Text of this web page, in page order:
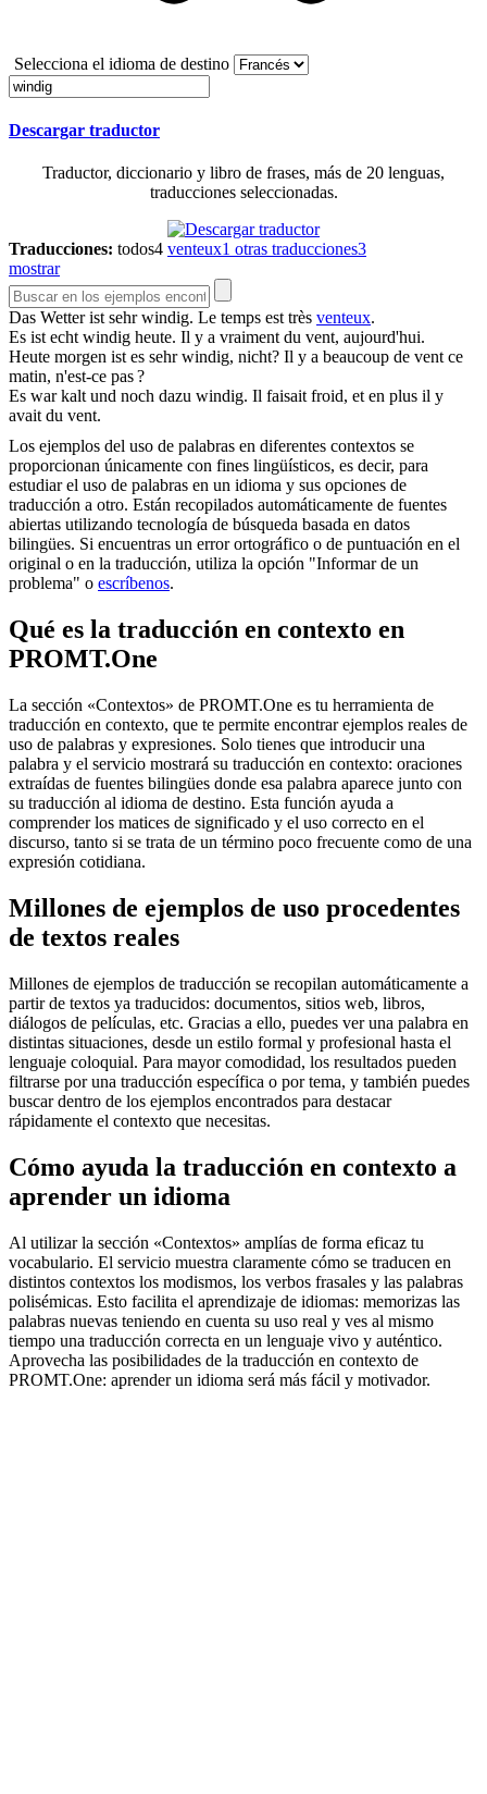
Selecciona el idioma de destino
Descargar traductor
Traductor, diccionario y libro de frases, más de 20 lenguas,
traducciones seleccionadas.
Traducciones: todos4 venteux1 otras traducciones3
mostrar
Das Wetter ist sehrwindig. Le temps est très venteux.
Es ist echtwindig heute. Il y a vraiment du vent, aujourd'hui.
Heute morgen ist es sehrwindig, nicht? Il y a beaucoup de vent ce
matin, n'est-ce pas ?
Es war kalt und noch dazu windig. Il faisait froid, et en plus il y
avait du vent.
Los ejemplos del uso de palabras en diferentes contextos se
proporcionan únicamente con fines lingüísticos, es decir, para
estudiar el uso de palabras en un idioma y sus opciones de
traducción a otro. Están recopilados automáticamente de fuentes
abiertas utilizando tecnología de búsqueda basada en datos
bilingües. Si encuentras un error ortográfico o de puntuación en el
original o en la traducción, utiliza la opción "Informar de un
problema" o escríbenos.
Qué es la traducción en contexto en
PROMT.One
La sección «Contextos» de PROMT.One es tu herramienta de
traducción en contexto, que te permite encontrar ejemplos reales de
uso de palabras y expresiones. Solo tienes que introducir una
palabra y el servicio mostrará su traducción en contexto: oraciones
extraídas de fuentes bilingües donde esa palabra aparece junto con
su traducción al idioma de destino. Esta función ayuda a
comprender los matices de significado y el uso correcto en el
discurso, tanto si se trata de un término poco frecuente como de una
expresión cotidiana.
Millones de ejemplos de uso procedentes
de textos reales
Millones de ejemplos de traducción se recopilan automáticamente a
partir de textos ya traducidos: documentos, sitios web, libros,
diálogos de películas, etc. Gracias a ello, puedes ver una palabra en
distintas situaciones, desde un estilo formal y profesional hasta el
lenguaje coloquial. Para mayor comodidad, los resultados pueden
filtrarse por una traducción específica o por tema, y también puedes
buscar dentro de los ejemplos encontrados para destacar
rápidamente el contexto que necesitas.
Cómo ayuda la traducción en contexto a
aprender un idioma
Al utilizar la sección «Contextos» amplías de forma eficaz tu
vocabulario. El servicio muestra claramente cómo se traducen en
distintos contextos los modismos, los verbos frasales y las palabras
polisémicas. Esto facilita el aprendizaje de idiomas: memorizas las
palabras nuevas teniendo en cuenta su uso real y ves al mismo
tiempo una traducción correcta en un lenguaje vivo y auténtico.
Aprovecha las posibilidades de la traducción en contexto de
PROMT.One: aprender un idioma será más fácil y motivador.